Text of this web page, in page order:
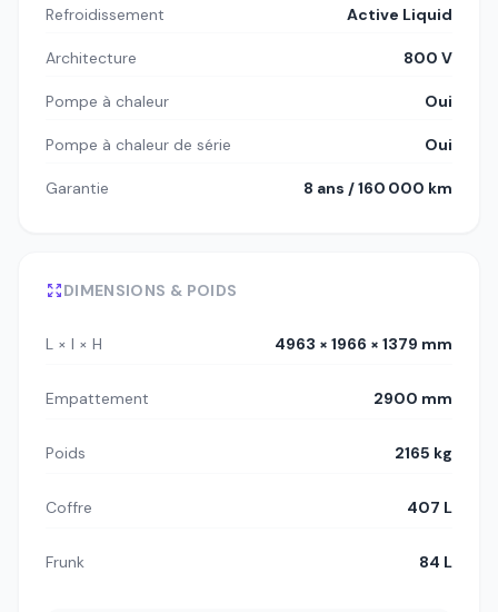
Refroidissement Active Liquid
Architecture 800 V
Pompe à chaleur Oui
Pompe à chaleur de série Oui
Garantie 8 ans / 160 000 km
DIMENSIONS & POIDS
L × l × H 4963 × 1966 × 1379 mm
Empattement 2900 mm
Poids 2165 kg
Coffre 407 L
Frunk 84 L